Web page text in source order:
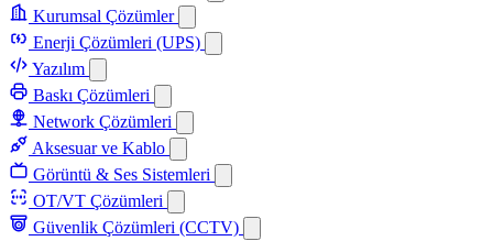
Kurumsal Çözümler
Enerji Çözümleri (UPS)
Yazılım
Baskı Çözümleri
Network Çözümleri
Aksesuar ve Kablo
Görüntü & Ses Sistemleri
OT/VT Çözümleri
Güvenlik Çözümleri (CCTV)